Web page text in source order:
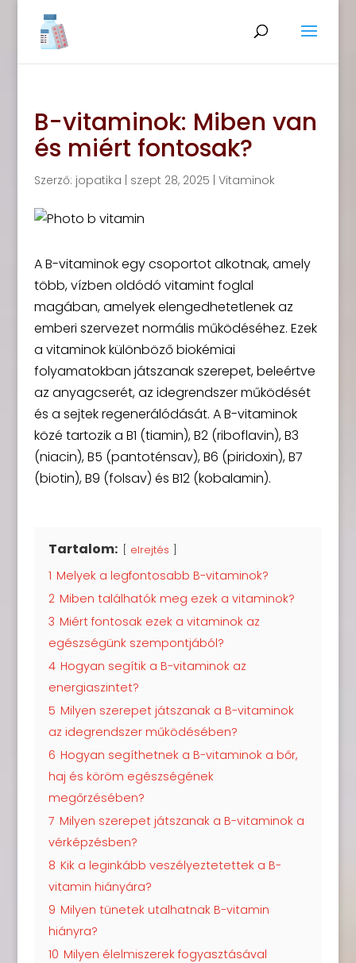
B-vitaminok: Miben van
és miért fontosak?
Szerző: jopatika szept 28, 2025 Vitaminok
A B-vitaminok egy csoportot alkotnak, amely
több, vízben oldódó vitamint foglal
magában, amelyek elengedhetetlenek az
emberi szervezet normális működéséhez. Ezek
a vitaminok különböző biokémiai
folyamatokban játszanak szerepet, beleértve
az anyagcserét, az idegrendszer működését
és a sejtek regenerálódását. A B-vitaminok
közé tartozik a B1 (tiamin), B2 (riboflavin), B3
(niacin), B5 (pantoténsav), B6 (piridoxin), B7
(biotin), B9 (folsav) és B12 (kobalamin).
Tartalom: elrejtés
1 Melyek a legfontosabb B-vitaminok?
2 Miben találhatók meg ezek a vitaminok?
3 Miért fontosak ezek a vitaminok az
egészségünk szempontjából?
4 Hogyan segítik a B-vitaminok az
energiaszintet?
5 Milyen szerepet játszanak a B-vitaminok
az idegrendszer működésében?
6 Hogyan segíthetnek a B-vitaminok a bőr,
haj és köröm egészségének
megőrzésében?
7 Milyen szerepet játszanak a B-vitaminok a
vérképzésben?
8 Kik a leginkább veszélyeztetettek a B-
vitamin hiányára?
9 Milyen tünetek utalhatnak B-vitamin
hiányra?
10 Milyen élelmiszerek fogyasztásával